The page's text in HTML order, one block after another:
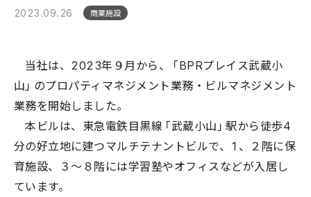
2023.09.26 商業施設
当社は、2023年９月から、「BPRプレイス武蔵小
山」のプロパティマネジメント業務・ビルマネジメント
業務を開始しました。
本ビルは、東急電鉄目黒線「武蔵小山」駅から徒歩4
分の好立地に建つマルチテナントビルで、1、２階に保
育施設、３～８階には学習塾やオフィスなどが入居し
ています。